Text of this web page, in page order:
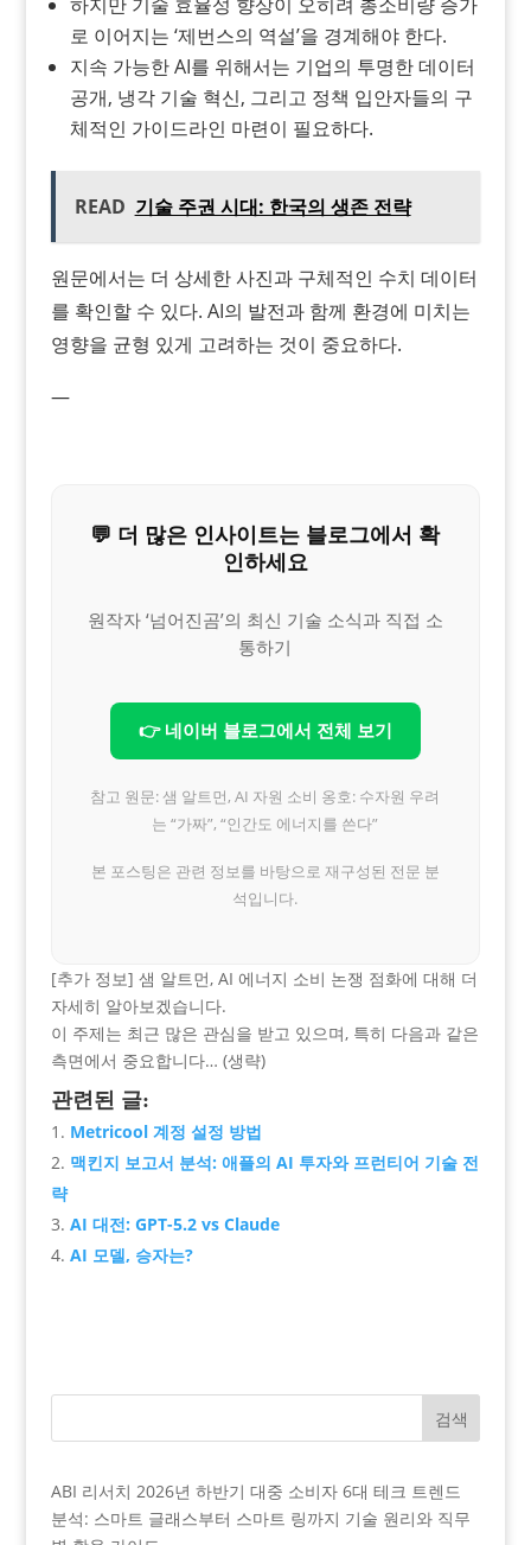
로 이어지는 ‘제번스의 역설’을 경계해야 한다.
지속 가능한 AI를 위해서는 기업의 투명한 데이터
공개, 냉각 기술 혁신, 그리고 정책 입안자들의 구
체적인 가이드라인 마련이 필요하다.
READ 기술 주권 시대: 한국의 생존 전략
원문에서는 더 상세한 사진과 구체적인 수치 데이터
를 확인할 수 있다. AI의 발전과 함께 환경에 미치는
영향을 균형 있게 고려하는 것이 중요하다.
—
💬 더 많은 인사이트는 블로그에서 확
인하세요
원작자 ‘넘어진곰’의 최신 기술 소식과 직접 소
통하기
👉 네이버 블로그에서 전체 보기
참고 원문: 샘 알트먼, AI 자원 소비 옹호: 수자원 우려
는 “가짜”, “인간도 에너지를 쓴다”
본 포스팅은 관련 정보를 바탕으로 재구성된 전문 분
석입니다.
[추가 정보] 샘 알트먼, AI 에너지 소비 논쟁 점화에 대해 더
자세히 알아보겠습니다.
이 주제는 최근 많은 관심을 받고 있으며, 특히 다음과 같은
측면에서 중요합니다… (생략)
관련된 글:
Metricool 계정 설정 방법
맥킨지 보고서 분석: 애플의 AI 투자와 프런티어 기술 전
략
AI 대전: GPT-5.2 vs Claude
AI 모델, 승자는?
검색
ABI 리서치 2026년 하반기 대중 소비자 6대 테크 트렌드
분석: 스마트 글래스부터 스마트 링까지 기술 원리와 직무